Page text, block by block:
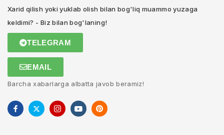
Xarid qilish yoki yuklab olish bilan bog'liq muammo yuzaga
keldimi? - Biz bilan bog'laning!
TELEGRAM
EMAIL
Barcha xabarlarga albatta javob beramiz!